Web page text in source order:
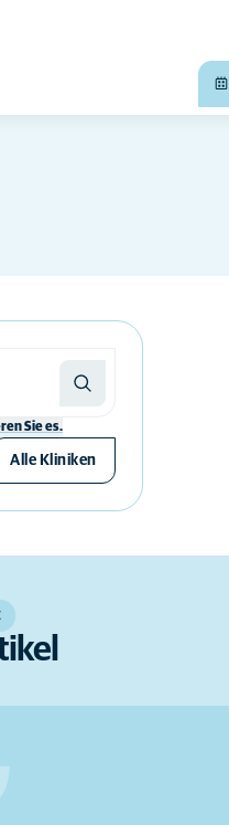
Sie es.
Alle Kliniken